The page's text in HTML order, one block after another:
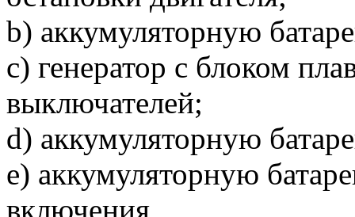
b) аккумуляторную
c) генератор с блоком
выключателей;
d) аккумуляторную
e) аккумуляторную
включения